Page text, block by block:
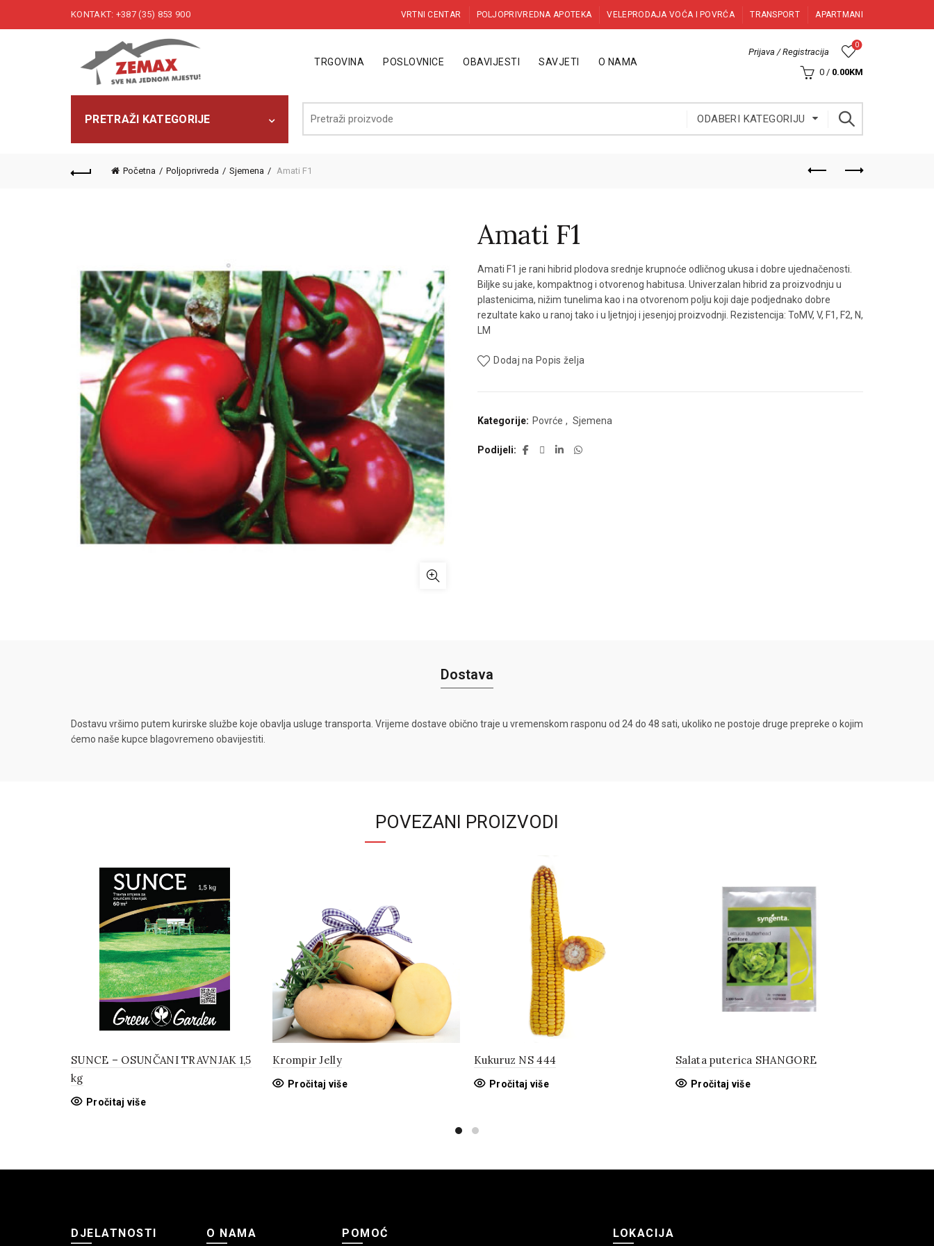
KONTAKT: +387 (35) 853 900 VRTNI CENTAR POLJOPRIVREDNA APOTEKA VELEPRODAJA VOĆA I POVRĆA TRANSPORT APARTMANI
TRGOVINA POSLOVNICE OBAVIJESTI SAVJETI O NAMA
Prijava / Registracija
0
0 / 0.00KM
PRETRAŽI KATEGORIJE ODABERI KATEGORIJU
Početna Poljoprivreda Sjemena Amati F1
Amati F1
Amati F1 je rani hibrid plodova srednje krupnoće odličnog ukusa i dobre ujednačenosti.
Biljke su jake, kompaktnog i otvorenog habitusa. Univerzalan hibrid za proizvodnju u
plastenicima, nižim tunelima kao i na otvorenom polju koji daje podjednako dobre
rezultate kako u ranoj tako i u ljetnjoj i jesenjoj proizvodnji. Rezistencija: ToMV, V, F1, F2, N,
LM
Dodaj na Popis želja
Kategorije: Povrće , Sjemena
Podijeli
Dostava
Dostavu vršimo putem kurirske službe koje obavlja usluge transporta. Vrijeme dostave obično traje u vremenskom rasponu od 24 do 48 sati, ukoliko ne postoje druge prepreke o kojim
ćemo naše kupce blagovremeno obavijestiti.
POVEZANI PROIZVODI
SUNCE – OSUNČANI TRAVNJAK 1,5
kg
Pročitaj više
Krompir Jelly
Pročitaj više
Kukuruz NS 444
Pročitaj više
Salata puterica SHANGORE
Pročitaj više
DJELATNOSTI O NAMA POMOĆ LOKACIJA